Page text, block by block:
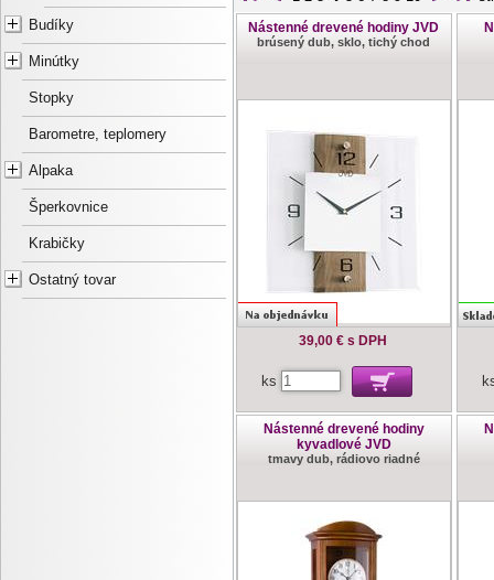
Budíky
Minútky
Stopky
Barometre, teplomery
Alpaka
Šperkovnice
Krabičky
Ostatný tovar
Nástenné drevené hodiny JVD
brúsený dub, sklo, tichý chod
39,00 € s DPH
ks
Nástenné drevené hodiny
kyvadlové JVD
tmavy dub, rádiovo riadné